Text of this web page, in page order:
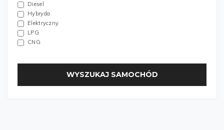
Diesel
Hybryda
Elektryczny
LPG
CNG
WYSZUKAJ SAMOCHÓD